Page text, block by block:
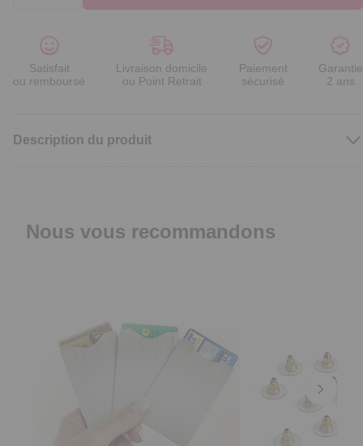
Satisfait
ou remboursé
Livraison domicile
ou Point Retrait
Paiement
sécurisé
Garantie
2 ans
Description du produit
Nous vous recommandons